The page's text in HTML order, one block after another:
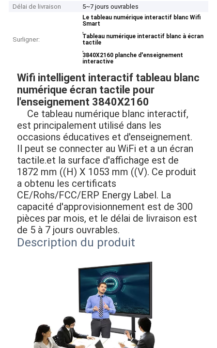
Délai de livraison
5~7 jours ouvrables
Surligner:
Le tableau numérique interactif blanc Wifi
Smart
,
Tableau numérique interactif blanc à écran
tactile
,
3840X2160 planche d'enseignement
interactive
Wifi intelligent interactif tableau blanc
numérique écran tactile pour
l'enseignement 3840X2160
Ce tableau numérique blanc interactif,
est principalement utilisé dans les
occasions éducatives et d'enseignement.
Il peut se connecter au WiFi et a un écran
tactile.et la surface d'affichage est de
1872 mm ((H) X 1053 mm ((V). Ce produit
a obtenu les certificats
CE/Rohs/FCC/ERP Energy Label. La
capacité d'approvisionnement est de 300
pièces par mois, et le délai de livraison est
de 5 à 7 jours ouvrables.
Description du produit